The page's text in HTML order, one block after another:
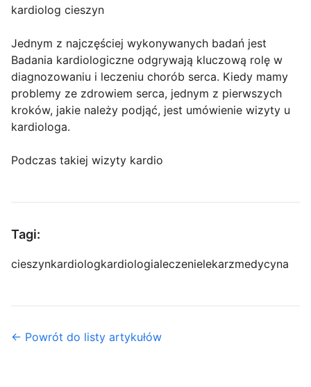
kardiolog cieszyn
Jednym z najczęściej wykonywanych badań jest
Badania kardiologiczne odgrywają kluczową rolę w
diagnozowaniu i leczeniu chorób serca. Kiedy mamy
problemy ze zdrowiem serca, jednym z pierwszych
kroków, jakie należy podjąć, jest umówienie wizyty u
kardiologa.
Podczas takiej wizyty kardio
Tagi:
cieszynkardiologkardiologialeczenielekarzmedycyna
← Powrót do listy artykułów